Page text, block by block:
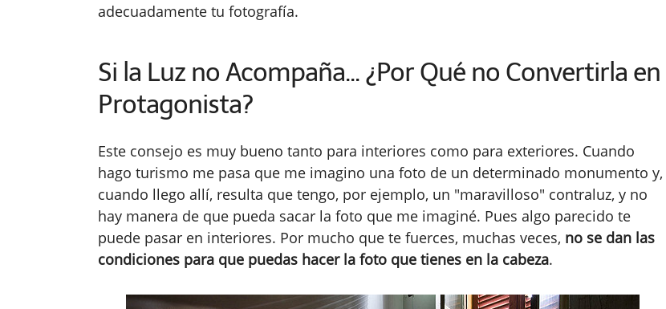
adecuadamente tu fotografía.
Si la Luz no Acompaña... ¿Por Qué no Convertirla en
Protagonista?
Este consejo es muy bueno tanto para interiores como para exteriores. Cuando
hago turismo me pasa que me imagino una foto de un determinado monumento y,
cuando llego allí, resulta que tengo, por ejemplo, un "maravilloso" contraluz, y no
hay manera de que pueda sacar la foto que me imaginé. Pues algo parecido te
puede pasar en interiores. Por mucho que te fuerces, muchas veces, no se dan las
condiciones para que puedas hacer la foto que tienes en la cabeza.